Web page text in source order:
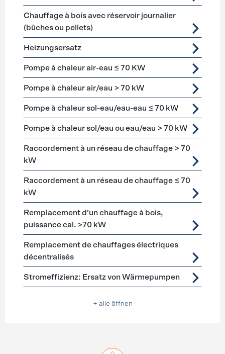
Chauffage à bois avec réservoir journalier
(bûches ou pellets)
Heizungsersatz
Pompe à chaleur air-eau ≤ 70 KW
Pompe à chaleur air/eau > 70 kW
Pompe à chaleur sol-eau/eau-eau ≤ 70 kW
Pompe à chaleur sol/eau ou eau/eau > 70 kW
Raccordement à un réseau de chauffage > 70
kW
Raccordement à un réseau de chauffage ≤ 70
kW
Remplacement d’un chauffage à bois,
puissance cal. >70 kW
Remplacement de chauffages électriques
décentralisés
Stromeffizienz: Ersatz von Wärmepumpen
+ alle öffnen